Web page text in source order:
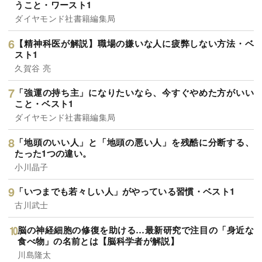
うこと・ワースト1
ダイヤモンド社書籍編集局
【精神科医が解説】職場の嫌いな人に疲弊しない方法・ベ
スト1
久賀谷 亮
「強運の持ち主」になりたいなら、今すぐやめた方がいい
こと・ベスト1
ダイヤモンド社書籍編集局
「地頭のいい人」と「地頭の悪い人」を残酷に分断する、
たった1つの違い。
小川晶子
「いつまでも若々しい人」がやっている習慣・ベスト1
古川武士
脳の神経細胞の修復を助ける…最新研究で注目の「身近な
食べ物」の名前とは【脳科学者が解説】
川島隆太